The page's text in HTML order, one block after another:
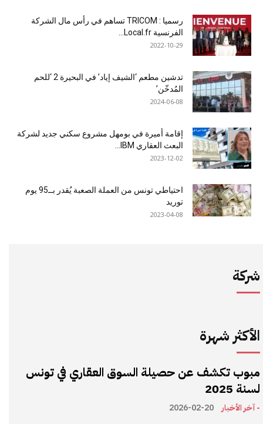
رسميا : TRICOM تساهم في رأس مال الشركة
الفرنسية Local.fr...
2022-10-29
تدشين مطعم ‘الشيف إياد’ في البحيرة 2 ‘للحم
المُدخّن’
2024-06-08
إقامة أميرة في بومهل مشروع سكني جديد لشركة
البعث العقاري IBM...
2023-12-02
احتياطي تونس من العملة الصعبة يُقدر بــ95 يوم
توريد
2023-04-08
شركة
الأكثر شهرة
مبوب تكشف عن حصيلة السوق العقاري في تونس
لسنة 2025
- آخر الأخبار 2026-02-20